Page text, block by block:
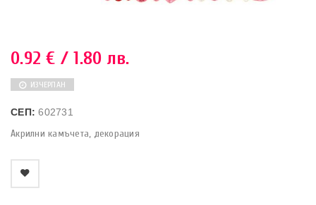
0.92€ / 1.80 лв.
ИЗЧЕРПАН
СЕП:602731
Акрилни камъчета, декорация